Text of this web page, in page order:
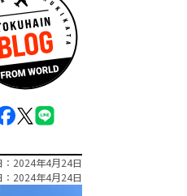
2024年4月24日
2024年4月24日